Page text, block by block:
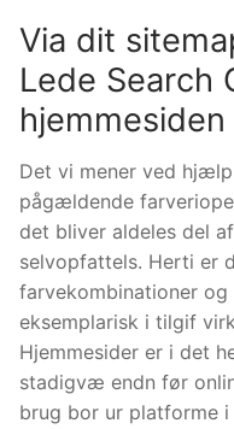
Via dit
Lede Search
hjemmesiden
Det vi mener ved
pågældende
det bliver aldeles del
selvopfattels. Herti er
farvekombinationer og
eksemplarisk i tilgif
Hjemmesider er i det
stadigvæ endn før
brug bor ur platforme